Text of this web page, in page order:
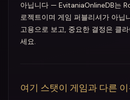
아닙니다 — EvitaniaOnlineDB는
로젝트이며 게임 퍼블리셔가 아닙
고용으로 보고, 중요한 결정은 클
세요.
여기 스탯이 게임과 다른